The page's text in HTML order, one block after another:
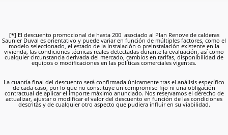
[*] El descuento promocional de hasta 200  asociado al Plan Renove de calderas
Saunier Duval es orientativo y puede variar en función de múltiples factores, como el
modelo seleccionado, el estado de la instalación o preinstalación existente en la
vivienda, las condiciones técnicas reales detectadas durante la evaluación, así como
cualquier circunstancia derivada del mercado, cambios en tarifas, disponibilidad de
equipos o modificaciones en las políticas comerciales vigentes.
La cuantía final del descuento será confirmada únicamente tras el análisis específico
de cada caso, por lo que no constituye un compromiso fijo ni una obligación
contractual de aplicar el importe máximo anunciado. Nos reservamos el derecho de
actualizar, ajustar o modificar el valor del descuento en función de las condiciones
descritas y de cualquier otro aspecto que pudiera influir en su viabilidad.